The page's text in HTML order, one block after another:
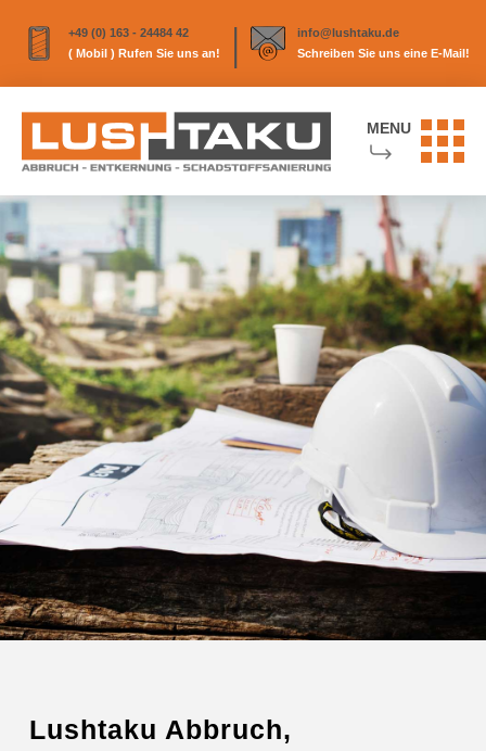
+49 (0) 163 - 24484 42
( Mobil ) Rufen Sie uns an!
|
info@lushtaku.de
Schreiben Sie uns eine E-Mail!
MENU
Lushtaku Abbruch,